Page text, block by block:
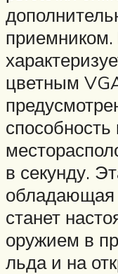
приемником.
цветным
в секунду.
обладающая
станет
оружием в
льда и на